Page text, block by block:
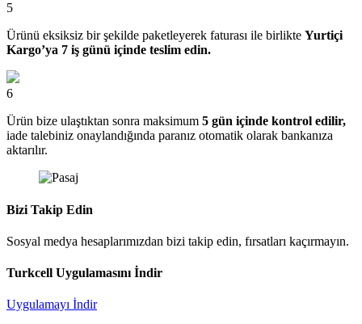
5
Ürünü eksiksiz bir şekilde paketleyerek faturası ile birlikte Yurtiçi
Kargo’ya 7 iş günü içinde teslim edin.
6
Ürün bize ulaştıktan sonra maksimum 5 gün içinde kontrol edilir,
iade talebiniz onaylandığında paranız otomatik olarak bankanıza
aktarılır.
Bizi Takip Edin
Sosyal medya hesaplarımızdan bizi takip edin, fırsatları kaçırmayın.
Turkcell Uygulamasını İndir
Uygulamayı İndir